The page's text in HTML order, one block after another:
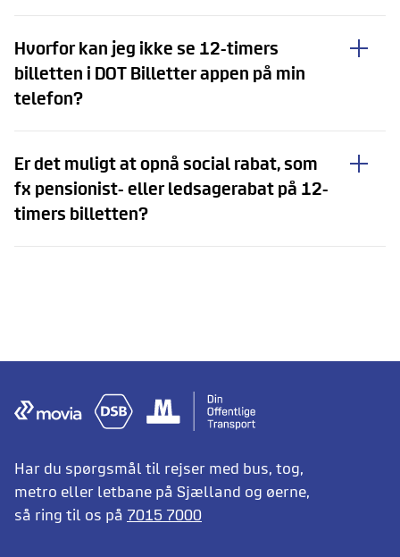
Hvorfor kan jeg ikke se 12-timers
billetten i DOT Billetter appen på min
telefon?
Er det muligt at opnå social rabat, som
fx pensionist- eller ledsagerabat på 12-
timers billetten?
Har du spørgsmål til rejser med bus, tog,
metro eller letbane på Sjælland og øerne,
så ring til os på 7015 7000